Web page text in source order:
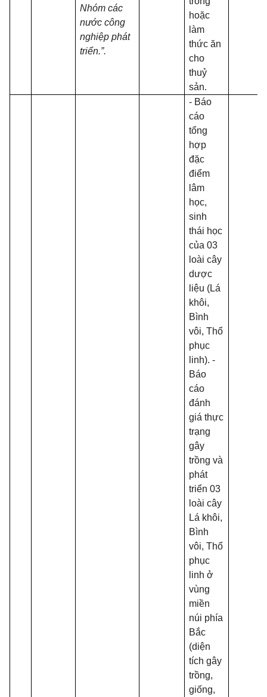
Nhóm các
nước công
nghiệp phát
triển.”.
hoặc
làm
thức ăn
cho
thuỷ
sản.
- Báo
cáo
tổng
hợp
đặc
điểm
lâm
học,
sinh
thái học
của 03
loài cây
dược
liệu (Lá
khôi,
Bình
vôi, Thổ
phục
linh). -
Báo
cáo
đánh
giá thực
trạng
gây
trồng và
phát
triển 03
loài cây
Lá khôi,
Bình
vôi, Thổ
phục
linh ở
vùng
miền
núi phía
Bắc
(diện
tích gây
trồng,
giống,